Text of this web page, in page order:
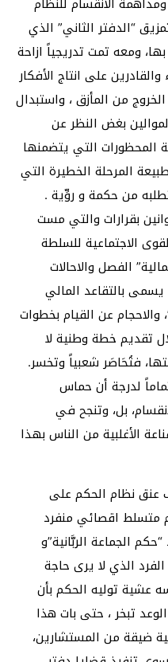
“الدفتر الثاني” الذي
ومعه تمت تدريجياً ازاحة
على انتاج الأفكار
من المأزق ، واستبدال
بغض النظر عن
المحظورات التي يتضمنها
المرحلة الخطيرة التي
من حكمة و روِّية .
بقرارات والتي مست
الاجتماعية للسلطة
الفصل والاحالات
يسمى بالتقاعد المالي
عن القيام بخطوات
تقديم خطة وطنية لا
فتُحَاصَر شعبياً وتخسر.
لدرجة أن حماس
بل، وتنجح في
الأغلبية من الناس بهذا
عنق نظام الحكم على
اقصائي منفرد
الجماعة الربَّانية”و
الذي لا يرى حاجة
عشية توليه الحكم بأن
الوعد تبخر ، حتى بات هذا
ضيقة من المستشارين،